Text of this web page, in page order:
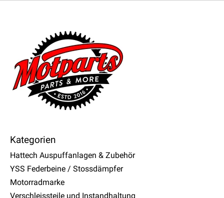
Kategorien
Hattech Auspuffanlagen & Zubehör
YSS Federbeine / Stossdämpfer
Motorradmarke
Verschleissteile und Instandhaltung